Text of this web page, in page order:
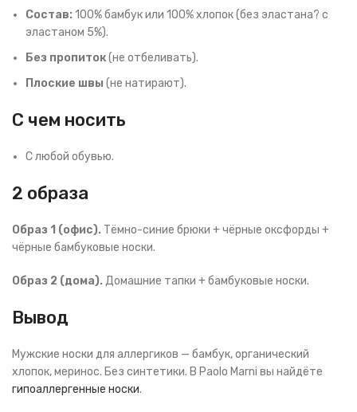
Состав: 100% бамбук или 100% хлопок (без эластана? с
эластаном 5%).
Без пропиток(не отбеливать).
Плоские швы (не натирают).
С чем носить
С любой обувью.
2 образа
Образ 1 (офис). Тёмно-синие брюки + чёрные оксфорды +
чёрные бамбуковые носки.
Образ 2 (дома). Домашние тапки + бамбуковые носки.
Вывод
Мужские носки для аллергиков — бамбук, органический
хлопок, меринос. Без синтетики. В Paolo Marni вы найдёте
гипоаллергенные носки.